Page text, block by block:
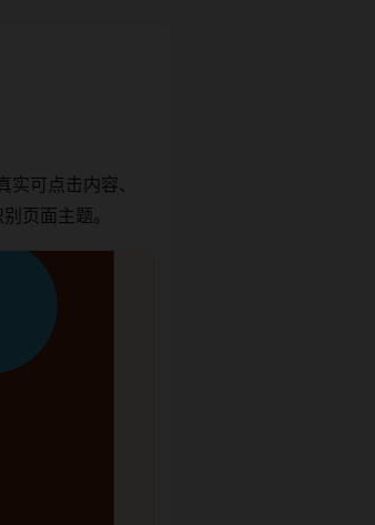
可点击内容、
页面主题。